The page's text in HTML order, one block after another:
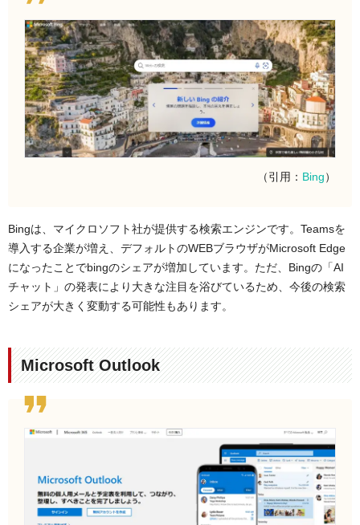
（引用： Bing）
Bingは、マイクロソフト社が提供する検索エンジンです。Teamsを
導入する企業が増え、デフォルトのWEBブラウザがMicrosoft Edge
になったことでbingのシェアが増加しています。ただ、Bingの「AI
チャット」の発表により大きな注目を浴びているため、今後の検索
シェアが大きく変動する可能性もあります。
Microsoft Outlook